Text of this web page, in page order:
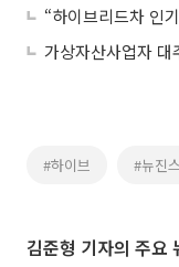
가상자산사업자 대
#하이브 #뉴진스
김준형 기자의 주요